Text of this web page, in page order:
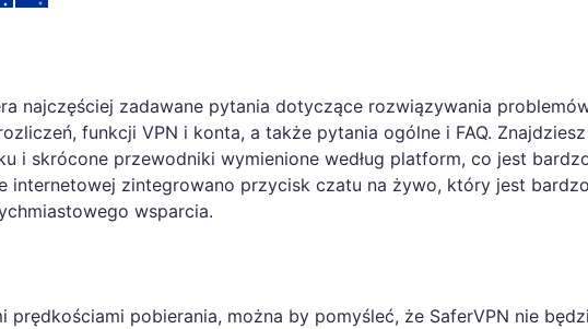
najczęściej zadawane pytania dotyczące rozwiązywania
funkcji VPN i konta, a także pytania ogólne i FAQ.
i skrócone przewodniki wymienione według platform, co jest
internetowej zintegrowano przycisk czatu na żywo, który jest bardzo
wsparcia.
prędkościami pobierania, można by pomyśleć, że SaferVPN nie